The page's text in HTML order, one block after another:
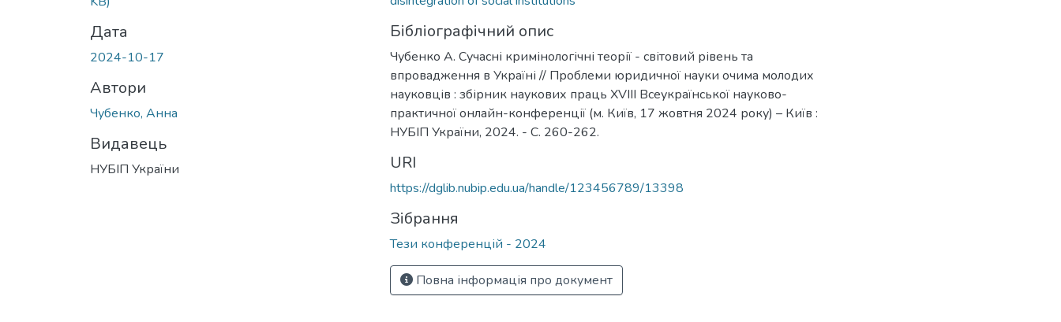
Дата
2024-10-17
Автори
Чубенко, Анна
Видавець
НУБІП України
Бібліографічний опис
Чубенко А. Сучасні кримінологічні теорії - світовий рівень та
впровадження в Україні // Проблеми юридичної науки очима молодих
науковців : збірник наукових праць XVIII Всеукраїнської науково-
практичної онлайн-конференції (м. Київ, 17 жовтня 2024 року) – Київ :
НУБІП України, 2024. - С. 260-262.
URI
https://dglib.nubip.edu.ua/handle/123456789/13398
Зібрання
Тези конференцій - 2024
Повна інформація про документ